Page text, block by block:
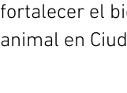
fortalecer el
animal en